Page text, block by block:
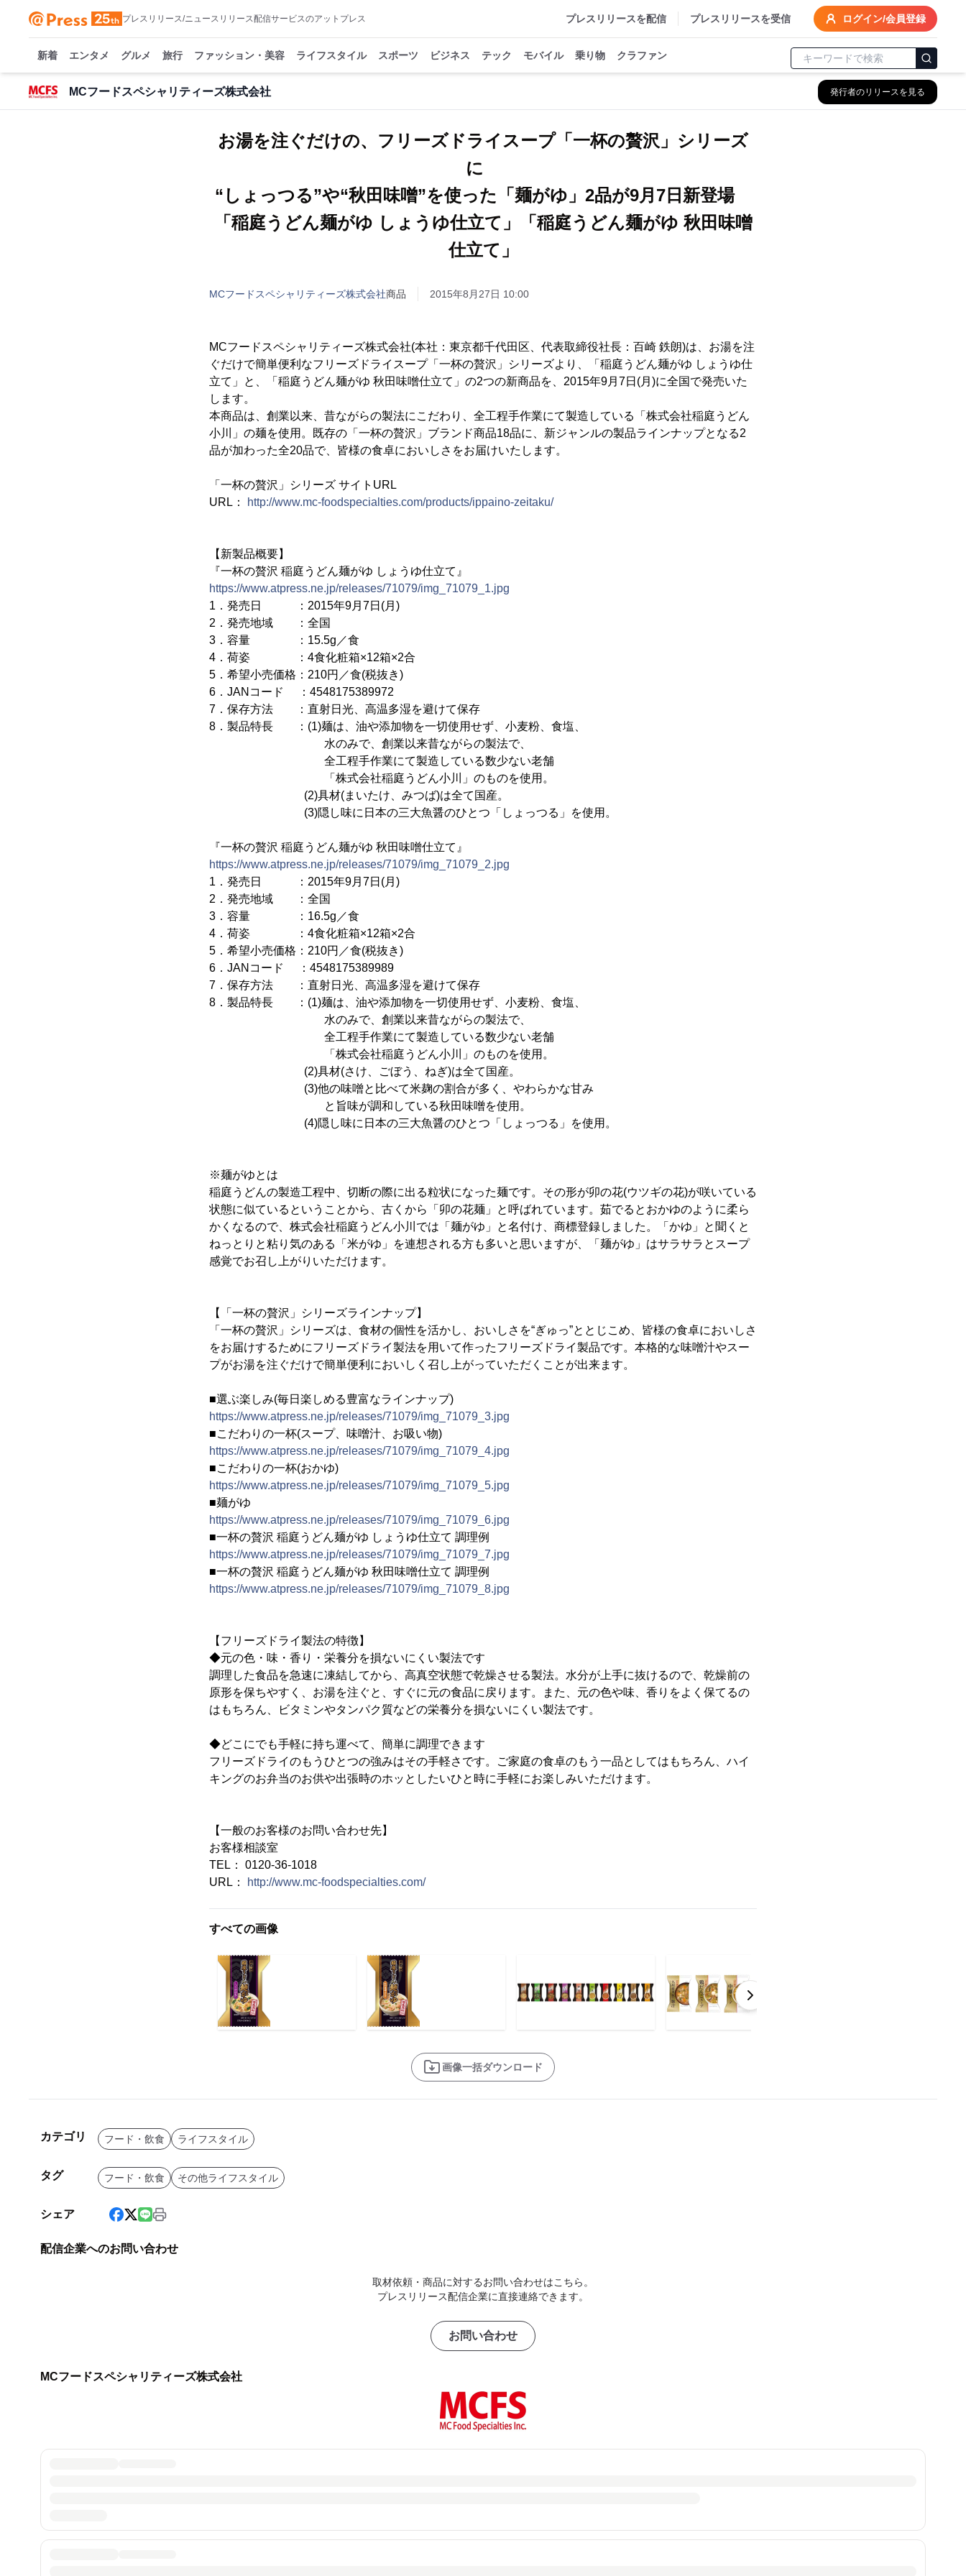
プレスリリース/ニュースリリース配信サービスのアットプレス プレスリリースを配信 プレスリリースを受信 ログイン/会員登録
新着 エンタメ グルメ 旅行 ファッション・美容 ライフスタイル スポーツ ビジネス テック モバイル 乗り物 クラファン
MCフードスペシャリティーズ株式会社 発行者のリリースを見る
お湯を注ぐだけの、フリーズドライスープ「一杯の贅沢」シリーズ
に
“しょっつる”や“秋田味噌”を使った「麺がゆ」2品が9月7日新登場
「稲庭うどん麺がゆ しょうゆ仕立て」「稲庭うどん麺がゆ 秋田味噌
仕立て」
MCフードスペシャリティーズ株式会社商品 2015年8月27日 10:00
MCフードスペシャリティーズ株式会社(本社：東京都千代田区、代表取締役社長：百崎 鉄朗)は、お湯を注
ぐだけで簡単便利なフリーズドライスープ「一杯の贅沢」シリーズより、「稲庭うどん麺がゆ しょうゆ仕
立て」と、「稲庭うどん麺がゆ 秋田味噌仕立て」の2つの新商品を、2015年9月7日(月)に全国で発売いた
します。
本商品は、創業以来、昔ながらの製法にこだわり、全工程手作業にて製造している「株式会社稲庭うどん
小川」の麺を使用。既存の「一杯の贅沢」ブランド商品18品に、新ジャンルの製品ラインナップとなる2
品が加わった全20品で、皆様の食卓においしさをお届けいたします。
「一杯の贅沢」シリーズ サイトURL
URL：
http://www.mc-foodspecialties.com/products/ippaino-zeitaku/
【新製品概要】
『一杯の贅沢 稲庭うどん麺がゆ しょうゆ仕立て』
https://www.atpress.ne.jp/releases/71079/img_71079_1.jpg
1．発売日 ：2015年9月7日(月)
2．発売地域 ：全国
3．容量 ：15.5g／食
4．荷姿 ：4食化粧箱×12箱×2合
5．希望小売価格：210円／食(税抜き)
6．JANコード ：4548175389972
7．保存方法 ：直射日光、高温多湿を避けて保存
8．製品特長 ：(1)麺は、油や添加物を一切使用せず、小麦粉、食塩、
水のみで、創業以来昔ながらの製法で、
全工程手作業にて製造している数少ない老舗
「株式会社稲庭うどん小川」のものを使用。
(2)具材(まいたけ、みつば)は全て国産。
(3)隠し味に日本の三大魚醤のひとつ「しょっつる」を使用。
『一杯の贅沢 稲庭うどん麺がゆ 秋田味噌仕立て』
https://www.atpress.ne.jp/releases/71079/img_71079_2.jpg
1．発売日 ：2015年9月7日(月)
2．発売地域 ：全国
3．容量 ：16.5g／食
4．荷姿 ：4食化粧箱×12箱×2合
5．希望小売価格：210円／食(税抜き)
6．JANコード ：4548175389989
7．保存方法 ：直射日光、高温多湿を避けて保存
8．製品特長 ：(1)麺は、油や添加物を一切使用せず、小麦粉、食塩、
水のみで、創業以来昔ながらの製法で、
全工程手作業にて製造している数少ない老舗
「株式会社稲庭うどん小川」のものを使用。
(2)具材(さけ、ごぼう、ねぎ)は全て国産。
(3)他の味噌と比べて米麹の割合が多く、やわらかな甘み
と旨味が調和している秋田味噌を使用。
(4)隠し味に日本の三大魚醤のひとつ「しょっつる」を使用。
※麺がゆとは
稲庭うどんの製造工程中、切断の際に出る粒状になった麺です。その形が卯の花(ウツギの花)が咲いている
状態に似ているということから、古くから「卯の花麺」と呼ばれています。茹でるとおかゆのように柔ら
かくなるので、株式会社稲庭うどん小川では「麺がゆ」と名付け、商標登録しました。「かゆ」と聞くと
ねっとりと粘り気のある「米がゆ」を連想される方も多いと思いますが、「麺がゆ」はサラサラとスープ
感覚でお召し上がりいただけます。
【「一杯の贅沢」シリーズラインナップ】
「一杯の贅沢」シリーズは、食材の個性を活かし、おいしさを“ぎゅっ”ととじこめ、皆様の食卓においしさ
をお届けするためにフリーズドライ製法を用いて作ったフリーズドライ製品です。本格的な味噌汁やスー
プがお湯を注ぐだけで簡単便利においしく召し上がっていただくことが出来ます。
■選ぶ楽しみ(毎日楽しめる豊富なラインナップ)
https://www.atpress.ne.jp/releases/71079/img_71079_3.jpg
■こだわりの一杯(スープ、味噌汁、お吸い物)
https://www.atpress.ne.jp/releases/71079/img_71079_4.jpg
■こだわりの一杯(おかゆ)
https://www.atpress.ne.jp/releases/71079/img_71079_5.jpg
■麺がゆ
https://www.atpress.ne.jp/releases/71079/img_71079_6.jpg
■一杯の贅沢 稲庭うどん麺がゆ しょうゆ仕立て 調理例
https://www.atpress.ne.jp/releases/71079/img_71079_7.jpg
■一杯の贅沢 稲庭うどん麺がゆ 秋田味噌仕立て 調理例
https://www.atpress.ne.jp/releases/71079/img_71079_8.jpg
【フリーズドライ製法の特徴】
◆元の色・味・香り・栄養分を損ないにくい製法です
調理した食品を急速に凍結してから、高真空状態で乾燥させる製法。水分が上手に抜けるので、乾燥前の
原形を保ちやすく、お湯を注ぐと、すぐに元の食品に戻ります。また、元の色や味、香りをよく保てるの
はもちろん、ビタミンやタンパク質などの栄養分を損ないにくい製法です。
◆どこにでも手軽に持ち運べて、簡単に調理できます
フリーズドライのもうひとつの強みはその手軽さです。ご家庭の食卓のもう一品としてはもちろん、ハイ
キングのお弁当のお供や出張時のホッとしたいひと時に手軽にお楽しみいただけます。
【一般のお客様のお問い合わせ先】
お客様相談室
TEL： 0120-36-1018
URL：
http://www.mc-foodspecialties.com/
すべての画像
画像一括ダウンロード
カテゴリ フード・飲食 ライフスタイル
タグ フード・飲食 その他ライフスタイル
シェア
配信企業へのお問い合わせ
取材依頼・商品に対するお問い合わせはこちら。
プレスリリース配信企業に直接連絡できます。
お問い合わせ
MCフードスペシャリティーズ株式会社